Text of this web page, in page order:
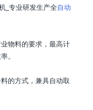
_专业研发生产全自动
物料的要求，最高计
。
的方式，兼具自动取